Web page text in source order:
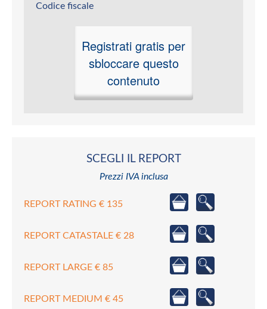
Codice fiscale
Registrati gratis per
sbloccare questo
contenuto
SCEGLI IL REPORT
Prezzi IVA inclusa
REPORT RATING € 135
REPORT CATASTALE € 28
REPORT LARGE € 85
REPORT MEDIUM € 45